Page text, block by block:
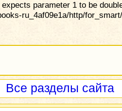
parameter 1 to be
ru_4af09e1a/http/
Все разделы сайта